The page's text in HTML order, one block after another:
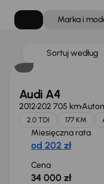
Marka i
Sortuj według
Audi A4
2012202 705 km
2.0 TDI 177 KM
Miesięczna rata
od 202 zł
Cena
34 000 zł